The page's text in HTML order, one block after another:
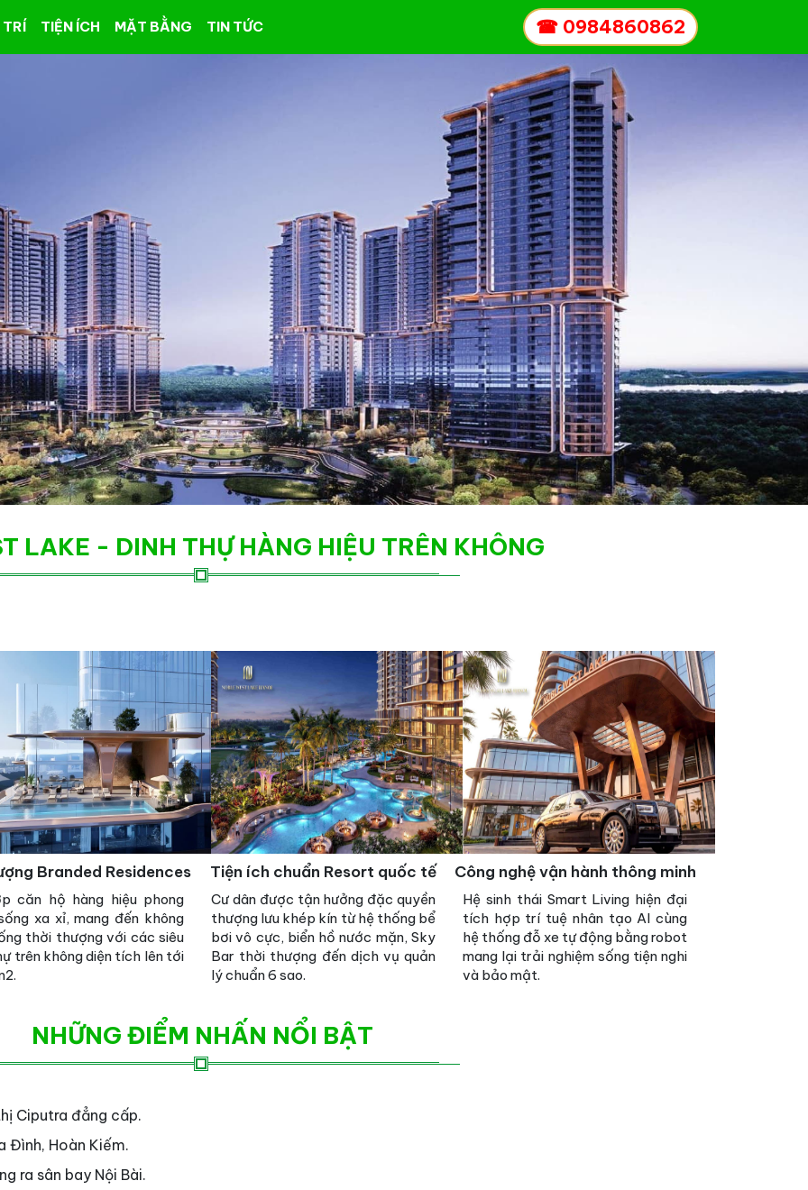
TRÍ TIỆN ÍCH MẶT BẰNG TIN TỨC ☎ 0984860862
LAKE - DINH THỰ HÀNG HIỆU TRÊN KHÔNG
Branded Residences
căn hộ hàng hiệu phong
xa xỉ, mang đến không
thời thượng với các siêu
trên không diện tích lên tới
Tiện ích chuẩn Resort quốc tế
Cư dân được tận hưởng đặc quyền
thượng lưu khép kín từ hệ thống bể
bơi vô cực, biển hồ nước mặn, Sky
Bar thời thượng đến dịch vụ quản
lý chuẩn 6 sao.
Công nghệ vận hành thông minh
Hệ sinh thái Smart Living hiện đại
tích hợp trí tuệ nhân tạo AI cùng
hệ thống đỗ xe tự động bằng robot
mang lại trải nghiệm sống tiện nghi
và bảo mật.
NHỮNG ĐIỂM NHẤN NỔI BẬT
Ciputra đẳng cấp.
Đình, Hoàn Kiếm.
ra sân bay Nội Bài.